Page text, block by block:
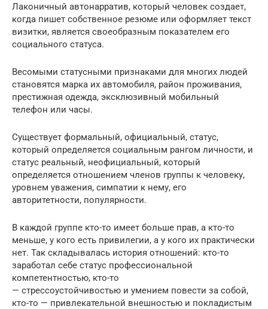
Лаконичный автонарратив, который человек создает,
когда пишет собственное резюме или оформляет текст
визитки, является своеобразным показателем его
социального статуса.
Весомыми статусными признаками для многих людей
становятся марка их автомобиля, район проживания,
престижная одежда, эксклюзивный мобильный
телефон или часы.
Существует формальный, официальный, статус,
который определяется социальным рангом личности, и
статус реальный, неофициальный, который
определяется отношением членов группы к человеку,
уровнем уважения, симпатии к нему, его
авторитетности, популярности.
В каждой группе кто-то имеет больше прав, а кто-то
меньше, у кого есть привилегии, а у кого их практически
нет. Так складывалась история отношений: кто-то
заработал себе статус профессиональной
компетентностью, кто-то
— стрессоустойчивостью и умением повести за собой,
кто-то — привлекательной внешностью и покладистым